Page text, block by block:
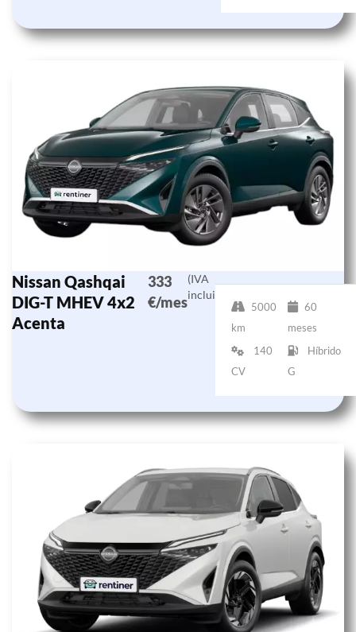
Nissan Qashqai
DIG-T MHEV 4x2
Acenta
333
€/mes
(IVA
incluido)
5000
km
60
meses
140
CV
Híbrido
G